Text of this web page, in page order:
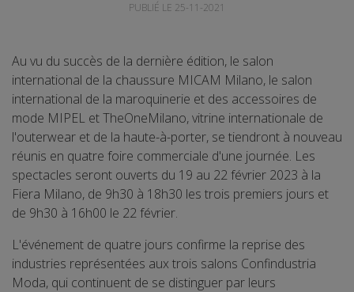
PUBLIÉ LE 25-11-2021
Au vu du succès de la dernière édition, le salon
international de la chaussure MICAM Milano, le salon
international de la maroquinerie et des accessoires de
mode MIPEL et TheOneMilano, vitrine internationale de
l'outerwear et de la haute-à-porter, se tiendront à nouveau
réunis en quatre foire commerciale d'une journée. Les
spectacles seront ouverts du 19 au 22 février 2023 à la
Fiera Milano, de 9h30 à 18h30 les trois premiers jours et
de 9h30 à 16h00 le 22 février.
L'événement de quatre jours confirme la reprise des
industries représentées aux trois salons Confindustria
Moda, qui continuent de se distinguer par leurs